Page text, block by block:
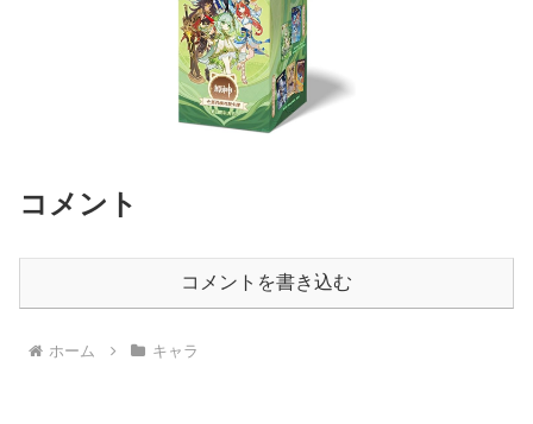
コメント
コメントを書き込む
ホーム キャラ